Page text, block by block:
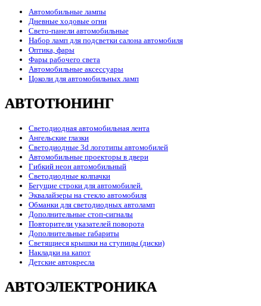
Автомобильные лампы
Дневные ходовые огни
Свето-панели автомобильные
Набор ламп для подсветки салона автомобиля
Оптика, фары
Фары рабочего света
Автомобильные аксессуары
Цоколи для автомобильных ламп
АВТОТЮНИНГ
Светодиодная автомобильная лента
Ангельские глазки
Светодиодные 3d логотипы автомобилей
Автомобильные проекторы в двери
Гибкий неон автомобильный
Светодиодные колпачки
Бегущие строки для автомобилей.
Эквалайзеры на стекло автомобиля
Обманки для светодиодных автоламп
Дополнительные стоп-сигналы
Повторители указателей поворота
Дополнительные габариты
Светящиеся крышки на ступицы (диски)
Накладки на капот
Детские автокресла
АВТОЭЛЕКТРОНИКА